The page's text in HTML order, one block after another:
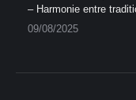
– Harmonie entre
09/08/2025